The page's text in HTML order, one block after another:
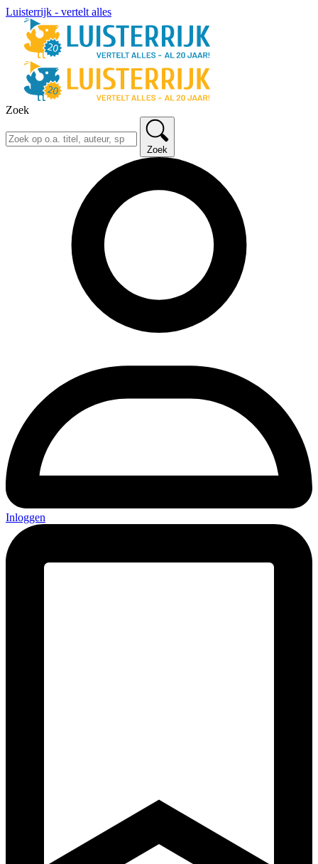
Luisterrijk - vertelt alles
Zoek
Zoek
Inloggen